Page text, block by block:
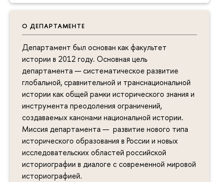
О ДЕПАРТАМЕНТЕ
Департамент был основан как факультет
истории в 2012 году. Основная цель
департамента — систематическое развитие
глобальной, сравнительной и транснациональной
истории как общей рамки исторического знания и
инструмента преодоления ограничений,
создаваемых канонами национальной истории.
Миссия департамента — развитие нового типа
исторического образования в России и новых
исследовательских областей российской
историографии в диалоге с современной мировой
историографией.